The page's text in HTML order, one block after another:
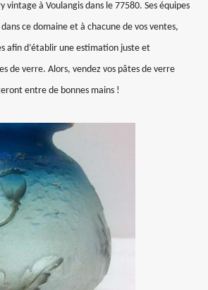
à Voulangis dans le 77580. Ses équipes
ce domaine et à chacune de vos ventes,
afin d’établir une estimation juste et
de verre. Alors, vendez vos pâtes de verre
entre de bonnes mains !